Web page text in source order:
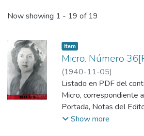
Recent Submissions
Now showing 1 - 19 of 19
Item
Micro. Número
(1940-11-05)
Listado en PDF del
Micro, correspondiente
Portada, Notas del
usted…, Noticias, Crítica,
Show more